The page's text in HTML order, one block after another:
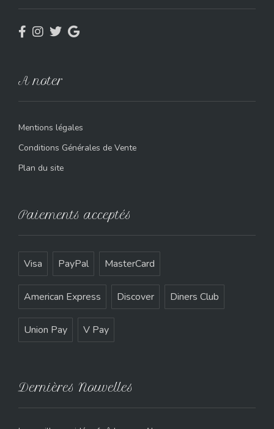
A noter
Mentions légales
Conditions Générales de Vente
Plan du site
Paiements acceptés
Visa PayPal MasterCard
American Express Discover Diners Club
Union Pay V Pay
Dernières Nouvelles